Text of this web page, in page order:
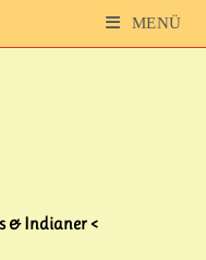
MENÜ
& Indianer <